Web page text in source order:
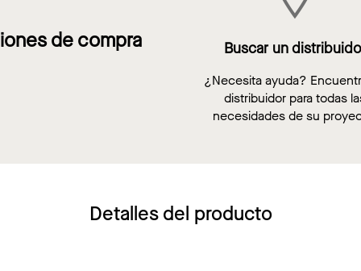
de compra Buscar un
¿Necesita ayuda?
distribuidor para todas
necesidades de su
Detalles del producto